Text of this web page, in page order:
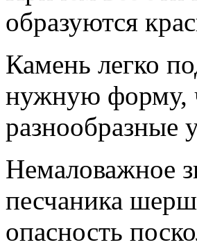
образуются
Камень легко
нужную форму,
разнообразные
Немаловажное
песчаника
опасность